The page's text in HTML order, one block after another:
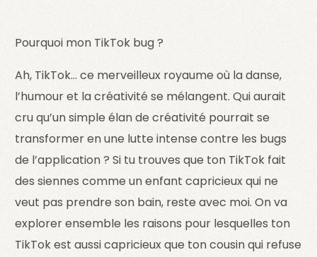
Pourquoi mon TikTok bug ?
Ah, TikTok… ce merveilleux royaume où la danse,
l’humour et la créativité se mélangent. Qui aurait
cru qu’un simple élan de créativité pourrait se
transformer en une lutte intense contre les bugs
de l’application ? Si tu trouves que ton TikTok fait
des siennes comme un enfant capricieux qui ne
veut pas prendre son bain, reste avec moi. On va
explorer ensemble les raisons pour lesquelles ton
TikTok est aussi capricieux que ton cousin qui refuse